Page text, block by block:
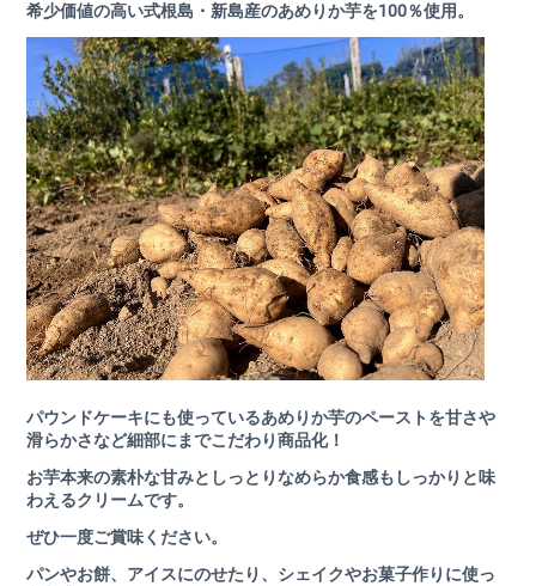
希少価値の高い式根島・新島産のあめりか芋を100％使用。
パウンドケーキにも使っているあめりか芋のペーストを甘さや
滑らかさなど細部にまでこだわり商品化！
お芋本来の素朴な甘みとしっとりなめらか食感もしっかりと味
わえるクリームです。
ぜひ一度ご賞味ください。
パンやお餅、アイスにのせたり、シェイクやお菓子作りに使っ